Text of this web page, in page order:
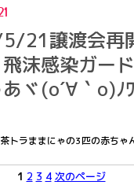
21譲渡会再
沫感染ガー
ヾ(o´∀｀o)ﾉ
ラままにゃの3匹の赤ちゃ
1 2 3 4 次のページ